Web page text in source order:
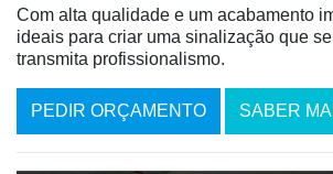
Com alta qualidade e um acabamento
ideais para criar uma sinalização que
transmita profissionalismo.
PEDIR ORÇAMENTO SABER